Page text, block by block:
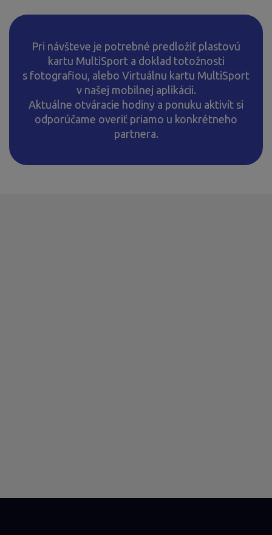
Pri návšteve je potrebné predložiť plastovú
kartu MultiSport a doklad totožnosti
s fotografiou, alebo Virtuálnu kartu MultiSport
v našej mobilnej aplikácii.
Aktuálne otváracie hodiny a ponuku aktivít si
odporúčame overiť priamo u konkrétneho
partnera.